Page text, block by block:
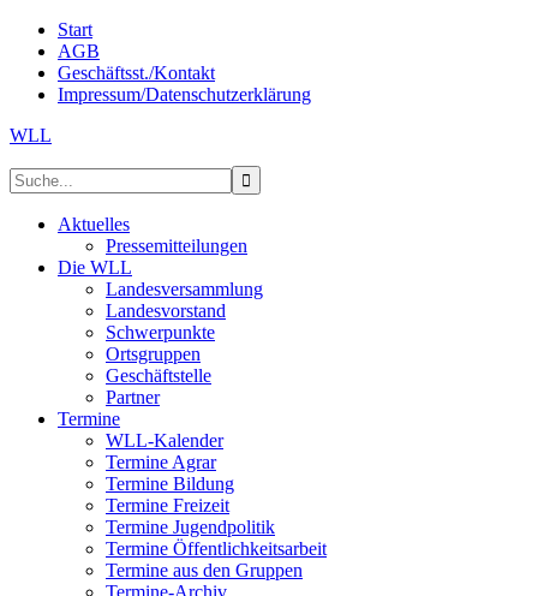
Start
AGB
Geschäftsst./Kontakt
Impressum/Datenschutzerklärung
WLL
Aktuelles
Pressemitteilungen
Die WLL
Landesversammlung
Landesvorstand
Schwerpunkte
Ortsgruppen
Geschäftstelle
Partner
Termine
WLL-Kalender
Termine Agrar
Termine Bildung
Termine Freizeit
Termine Jugendpolitik
Termine Öffentlichkeitsarbeit
Termine aus den Gruppen
Termine-Archiv